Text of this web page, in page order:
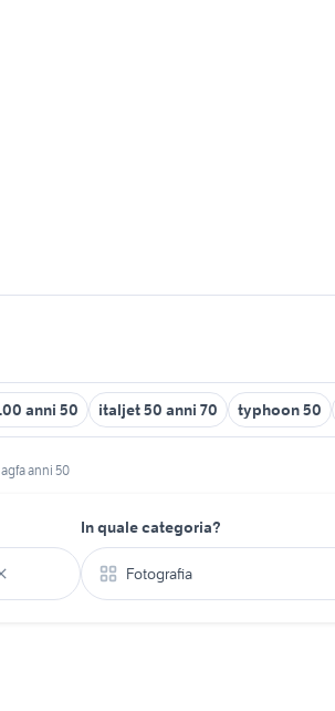
anni 50 italjet 50 anni 70 typhoon 50
anni 50
In quale categoria?
Fotografia